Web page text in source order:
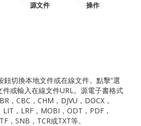
源文件 操作
鈕切換本地文件或在線文件。點擊“選
件或輸入在線文件URL。源電子書格式
，CBC，CHM，DJVU，DOCX，
，LRF，MOBI，ODT，PDF，
，SNB，TCR或TXT等。